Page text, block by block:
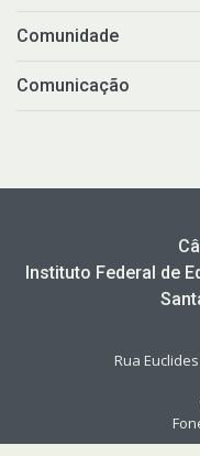
Comunidade
Comunicação
Instituto Federal de
Rua